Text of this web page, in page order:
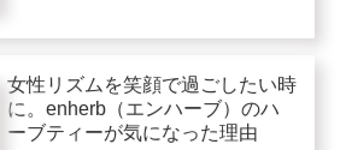
女性リズムを笑顔で過ごしたい時
に。enherb（エンハーブ）のハ
ーブティーが気になった理由